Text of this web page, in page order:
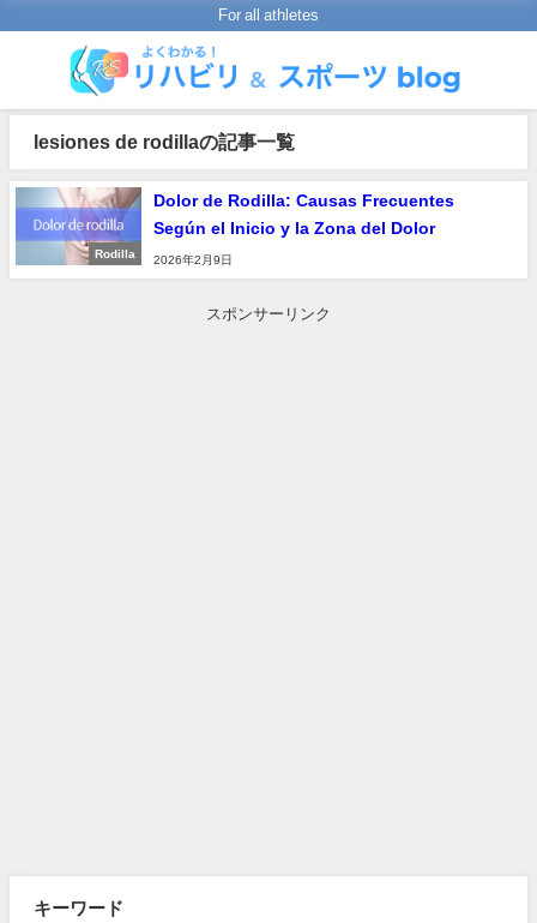
For all athletes
lesiones de rodillaの記事一覧
Rodilla
Dolor de Rodilla: Causas Frecuentes
Según el Inicio y la Zona del Dolor
2026年2月9日
スポンサーリンク
キーワード